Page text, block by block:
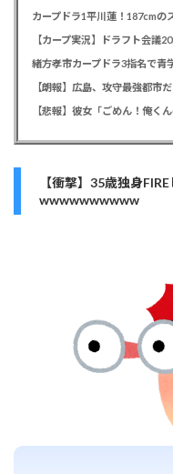
【カープ実況】ドラフト会議
【朗報】広島、攻守最強都市
【衝撃】35歳独身
wwwwwwwwww